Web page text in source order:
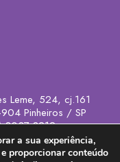
Leme, 524, cj.161
Pinheiros / SP
3037-8212
a sua experiência,
proporcionar conteúdo
authorized to show the